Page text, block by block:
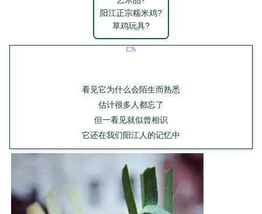
阳江正宗糯米鸡?
草鸡玩具?
看见它为什么会陌生而熟悉
估计很多人都忘了
但一看见就似曾相识
它还在我们阳江人的记忆中